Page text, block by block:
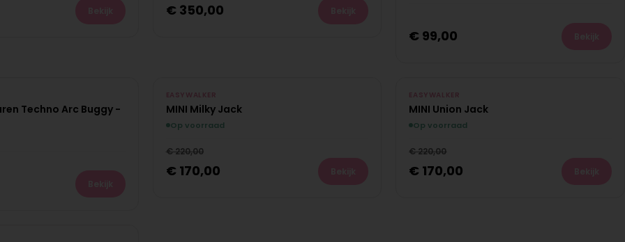
€ 350,00
€ 99,00
Techno Arc Buggy -
NIEUW
EASYWALKER
MINI Milky Jack
Op voorraad
€220,00
€ 170,00
NIEUW
EASYWALKER
MINI Union Jack
Op voorraad
€220,00
€ 170,00